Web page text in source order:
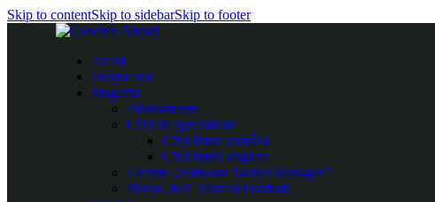
Skip to contentSkip to sidebarSkip to footer
Acasă
Despre noi
Magazin
Abonamente
Cărți de specialitate
Cărți limba română
Cărți limba engleza
Licențe „Software Tactics Manager”
Planșe, folii Taktifol Football